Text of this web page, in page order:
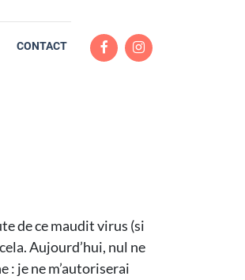
CONTACT
de ce maudit virus (si
Aujourd’hui, nul ne
: je ne m’autoriserai